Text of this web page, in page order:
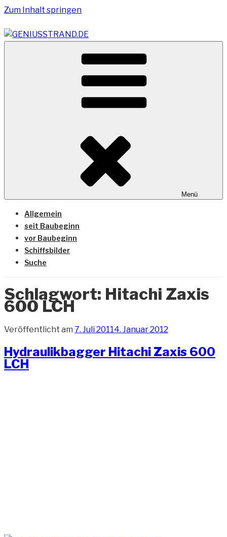
Zum Inhalt springen
GENIUSSTRAND.DE
Vom Geniusstrand zum JadeWeserPort/Container
Terminal Wilhelmshaven
Menü
Allgemein
seit Baubeginn
vor Baubeginn
Schiffsbilder
Suche
Schlagwort: Hitachi Zaxis
600 LCH
Veröffentlicht am 7. Juli 20114. Januar 2012
Hydraulikbagger Hitachi Zaxis 600
LCH